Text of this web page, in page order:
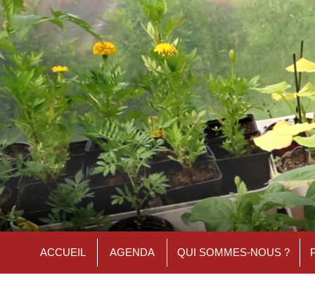
ACCUEIL AGENDA QUI SOMMES-NOUS ?